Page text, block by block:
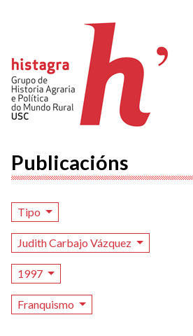
Publicacións
Tipo
Judith Carbajo Vázquez
1997
Franquismo